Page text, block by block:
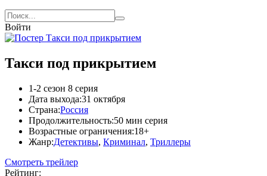
Войти
Такси под прикрытием
1-2 сезон 8 серия
Дата выхода:31 октября
Страна:Россия
Продолжительность:50 мин серия
Возрастные ограничения:18+
Жанр:Детективы, Криминал, Триллеры
Смотреть трейлер
Рейтинг: